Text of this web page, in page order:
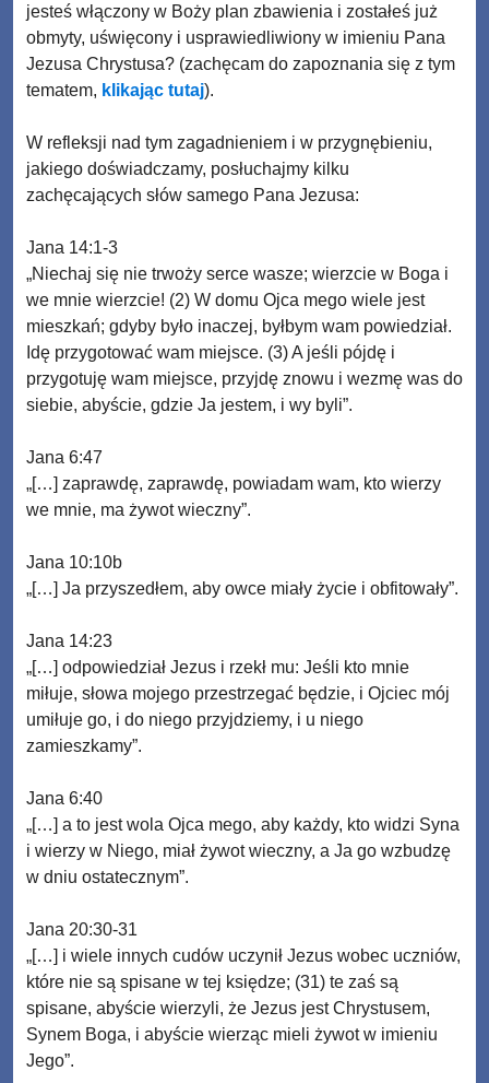
jesteś włączony w Boży plan zbawienia i zostałeś już
obmyty, uświęcony i usprawiedliwiony w imieniu Pana
Jezusa Chrystusa? (zachęcam do zapoznania się z tym
tematem, klikając tutaj).
W refleksji nad tym zagadnieniem i w przygnębieniu,
jakiego doświadczamy, posłuchajmy kilku
zachęcających słów samego Pana Jezusa:
Jana 14:1-3
„Niechaj się nie trwoży serce wasze; wierzcie w Boga i
we mnie wierzcie! (2) W domu Ojca mego wiele jest
mieszkań; gdyby było inaczej, byłbym wam powiedział.
Idę przygotować wam miejsce. (3) A jeśli pójdę i
przygotuję wam miejsce, przyjdę znowu i wezmę was do
siebie, abyście, gdzie Ja jestem, i wy byli”.
Jana 6:47
„[…] zaprawdę, zaprawdę, powiadam wam, kto wierzy
we mnie, ma żywot wieczny”.
Jana 10:10b
„[…] Ja przyszedłem, aby owce miały życie i obfitowały”.
Jana 14:23
„[…] odpowiedział Jezus i rzekł mu: Jeśli kto mnie
miłuje, słowa mojego przestrzegać będzie, i Ojciec mój
umiłuje go, i do niego przyjdziemy, i u niego
zamieszkamy”.
Jana 6:40
„[…] a to jest wola Ojca mego, aby każdy, kto widzi Syna
i wierzy w Niego, miał żywot wieczny, a Ja go wzbudzę
w dniu ostatecznym”.
Jana 20:30-31
„[…] i wiele innych cudów uczynił Jezus wobec uczniów,
które nie są spisane w tej księdze; (31) te zaś są
spisane, abyście wierzyli, że Jezus jest Chrystusem,
Synem Boga, i abyście wierząc mieli żywot w imieniu
Jego”.